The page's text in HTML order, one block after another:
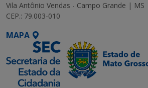
Vila Antônio Vendas - Campo Grande | MS
CEP.: 79.003-010
MAPA